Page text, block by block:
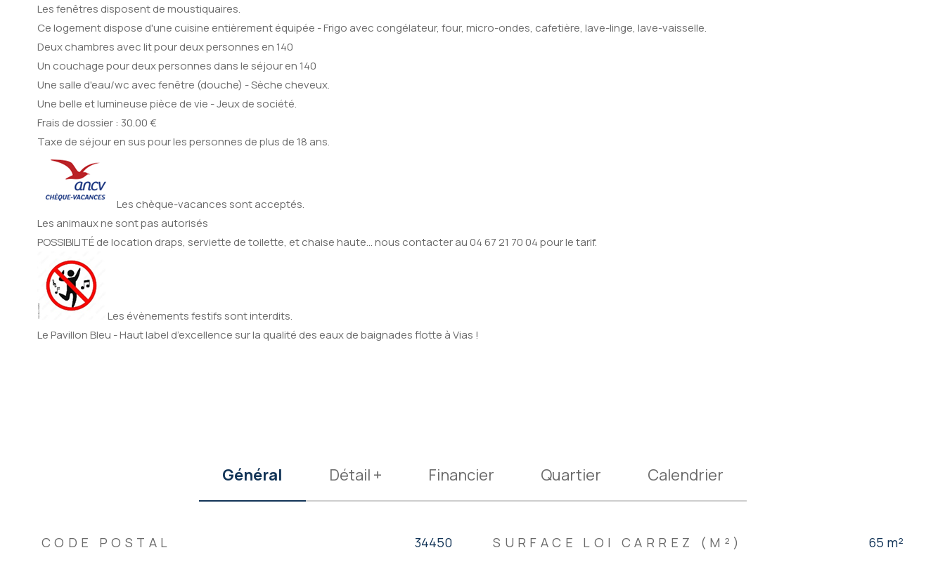
Les fenêtres disposent de moustiquaires.
Ce logement dispose d'une cuisine entièrement équipée - Frigo avec congélateur, four, micro-ondes, cafetière, lave-linge, lave-vaisselle.
Deux chambres avec lit pour deux personnes en 140
Un couchage pour deux personnes dans le séjour en 140
Une salle d'eau/wc avec fenêtre (douche) - Sèche cheveux.
Une belle et lumineuse pièce de vie - Jeux de société.
Frais de dossier : 30.00 €
Taxe de séjour en sus pour les personnes de plus de 18 ans.
Les chèque-vacances sont acceptés.
Les animaux ne sont pas autorisés
POSSIBILITÉ de location draps, serviette de toilette, et chaise haute... nous contacter au 04 67 21 70 04 pour le tarif.
Les évènements festifs sont interdits.
Le Pavillon Bleu - Haut label d’excellence sur la qualité des eaux de baignades flotte à Vias !
Général Détail + Financier Quartier Calendrier
TRAD_ZEPHYR_Caracteristique
CODE POSTAL 34450 SURFACE LOI CARREZ (M²) 65 m²